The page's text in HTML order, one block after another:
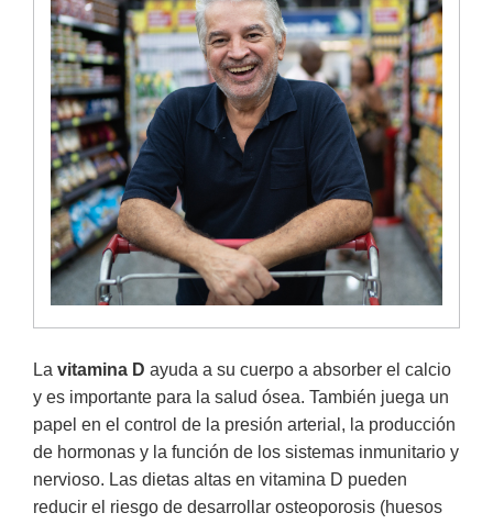
La vitamina D ayuda a su cuerpo a absorber el calcio
y es importante para la salud ósea. También juega un
papel en el control de la presión arterial, la producción
de hormonas y la función de los sistemas inmunitario y
nervioso. Las dietas altas en vitamina D pueden
reducir el riesgo de desarrollar osteoporosis (huesos